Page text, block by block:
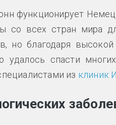
функционирует
со всех стран мира
но благодаря
удалось спасти
из клиник